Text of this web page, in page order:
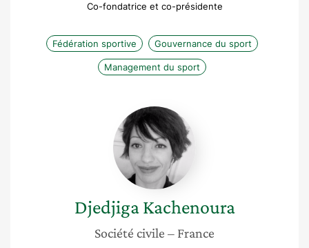
Co-fondatrice et co-présidente
Fédération sportive Gouvernance du sport
Management du sport
Djedjiga
Kachenoura
Djedjiga Kachenoura
Société civile – France